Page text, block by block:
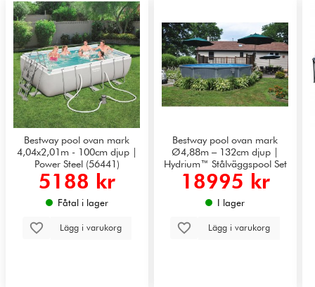
Bestway pool ovan mark
4,04x2,01m - 100cm djup |
Power Steel (56441)
5188 kr
Fåtal i lager
Lägg i varukorg
Bestway pool ovan mark
Ø4,88m – 132cm djup |
Hydrium™ Stålväggspool Set
(561CU)
18995 kr
I lager
Lägg i varukorg